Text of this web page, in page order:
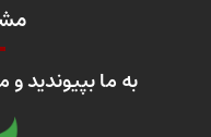
مشاوره
بپیوندید و مشاوره